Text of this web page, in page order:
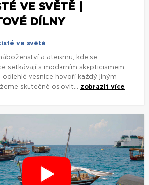
VE SVĚTĚ |
DÍLNY
ve světě
a ateismu, kde se
setkávají s moderním skepticismem,
odlehlé vesnice hovoří každý jiným
skutečně oslovit... zobrazit více